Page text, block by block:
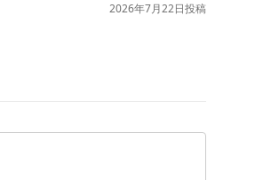
2026年7月22日投稿